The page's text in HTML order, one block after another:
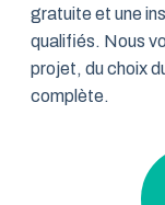
gratuite et une
qualifiés. Nous
projet, du choix
complète.